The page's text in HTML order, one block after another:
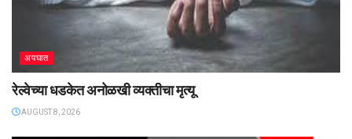
अपघात
रेल्वेच्या धडकेत अनोळखी व्यक्तीचा मृत्यू
AUGUST 8, 2026